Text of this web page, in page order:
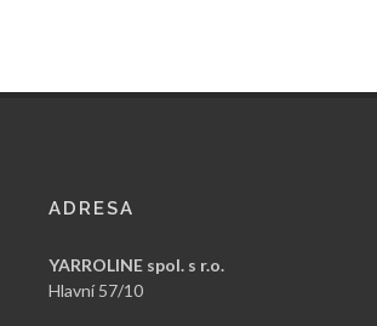
ADRESA
YARROLINE spol. s r.o.
Hlavní 57/10